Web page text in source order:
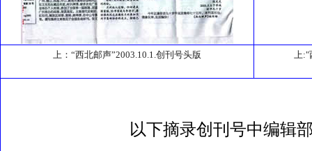
上：“西北邮声”2003.10.1.创刊号头版 上:"
以下摘录创刊号中编辑